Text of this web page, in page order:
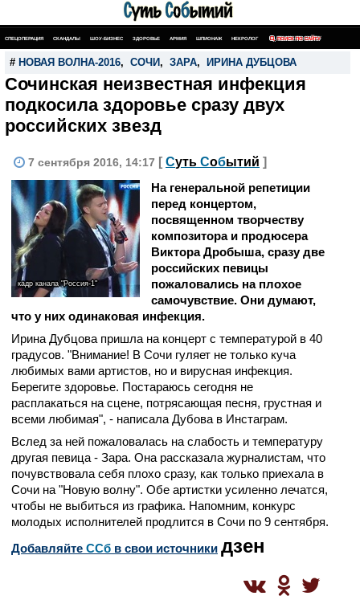
СПЕЦОПЕРАЦИЯ СКАНДАЛЫ ШОУ-БИЗНЕС ЗДОРОВЬЕ АРМИЯ ШПИОНАЖ НЕКРОЛОГ ПОИСК ПО САЙТУ
# НОВАЯ ВОЛНА-2016, СОЧИ , ЗАРА, ИРИНА ДУБЦОВА
Сочинская неизвестная инфекция
подкосила здоровье сразу двух
российских звезд
7 сентября 2016, 14:17 [ Суть Событий ]
кадр канала "Россия-1"
На генеральной репетиции
перед концертом,
посвященном творчеству
композитора и продюсера
Виктора Дробыша, сразу две
российских певицы
пожаловались на плохое
самочувствие. Они думают,
что у них одинаковая инфекция.
Ирина Дубцова пришла на концерт с температурой в 40
градусов. "Внимание! В Сочи гуляет не только куча
любимых вами артистов, но и вирусная инфекция.
Берегите здоровье. Постараюсь сегодня не
расплакаться на сцене, потрясающая песня, грустная и
всеми любимая", - написала Дубова в Инстаграм.
Вслед за ней пожаловалась на слабость и температуру
другая певица - Зара. Она рассказала журналистам, что
почувствовала себя плохо сразу, как только приехала в
Сочи на "Новую волну". Обе артистки усиленно лечатся,
чтобы не выбиться из графика. Напомним, конкурс
молодых исполнителей продлится в Сочи по 9 сентября.
Добавляйте CСб в свои источники дзен